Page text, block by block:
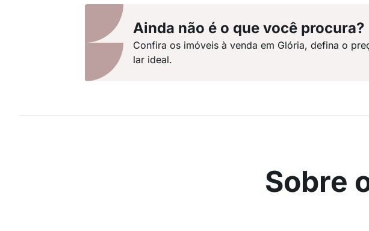
Ainda não é o que você procura?
Confira os imóveis à venda em Glória, defina o
lar ideal.
Sobre